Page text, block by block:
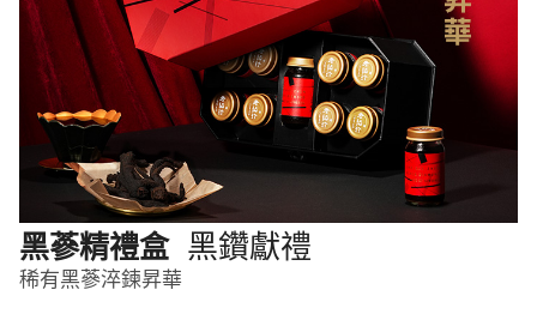
黑蔘精禮盒 黑鑽獻禮
稀有黑蔘淬鍊昇華